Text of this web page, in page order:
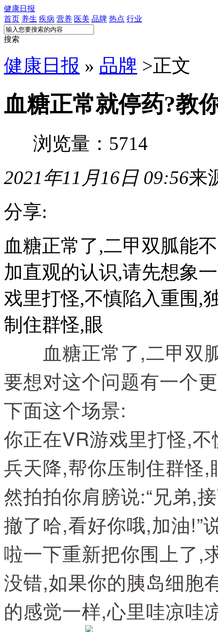
健康日报
首页 养生 疾病 营养 医美 品牌 热点 行业
搜索
健康日报 » 品牌 >正文
血糖正常就停药?教
浏览量：5714
2021年11月16日 09:56来
分享:
血糖正常了,二甲双胍能
加直观的认识,请先想象
戏里打怪,不慎陷入重围,
制住群怪,眼
血糖正常了,二甲双
要想对这个问题有一个
下面这个场景:
你正在VR游戏里打怪,
兵天降,帮你压制住群怪
然拍拍你肩膀说:“兄弟,
撤了哈,看好你哦,加油
啦一下重新把你围上了
没错,如果你的胰岛细胞
的感觉一样,心里哇凉哇